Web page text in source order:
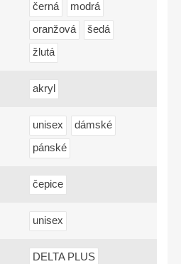
černá
modrá
oranžová
šedá
žlutá
akryl
unisex
dámské
pánské
čepice
unisex
DELTA PLUS